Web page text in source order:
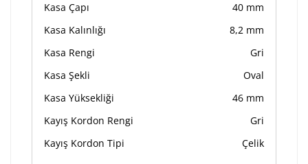
Kasa Çapı
40 mm
Kasa Kalınlığı
8,2 mm
Kasa Rengi
Gri
Kasa Şekli
Oval
Kasa Yüksekliği
46 mm
Kayış Kordon Rengi
Gri
Kayış Kordon Tipi
Çelik